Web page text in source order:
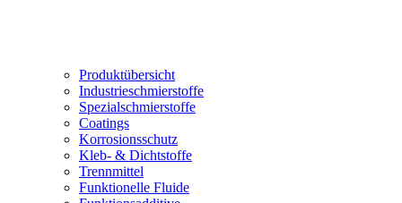
Produktübersicht
Industrieschmierstoffe
Spezialschmierstoffe
Coatings
Korrosionsschutz
Kleb- & Dichtstoffe
Trennmittel
Funktionelle Fluide